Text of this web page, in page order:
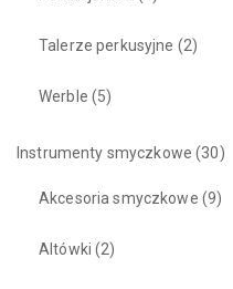
Talerze perkusyjne (2)
Werble (5)
Instrumenty smyczkowe (30)
Akcesoria smyczkowe (9)
Altówki (2)